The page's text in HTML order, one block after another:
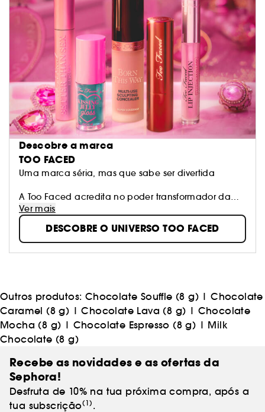
Descobre a marca
TOO FACED
Uma marca séria, mas que sabe ser divertida
A Too Faced acredita no poder transformador da
maquilhagem. Encorajamos as mulheres a
expressarem-se com confiança, criatividade e
liberdade para sonhar mais alto do que nunca.
Utilizamos os ingredientes mais inovadores para criar
cosméticos revolucionários e sem crueldade, para
Ver mais
DESCOBRE O UNIVERSO TOO FACED
Outros produtos: Chocolate Souffle (8 g) |Chocolate
Caramel (8 g) |Chocolate Lava (8 g) | Chocolate
Mocha (8 g) | Chocolate Espresso (8 g) | Milk
Chocolate (8 g)
Recebe as novidades e as ofertas da
Sephora!
Desfruta de 10% na tua próxima compra, após a
tua subscrição(1) .